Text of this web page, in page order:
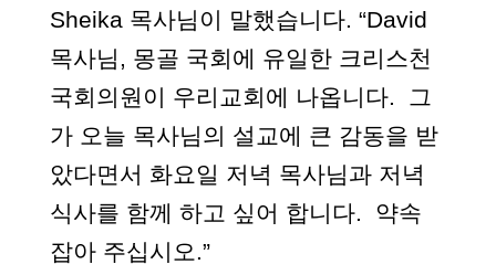
Sheika 목사님이 말했습니다. “David
목사님, 몽골 국회에 유일한 크리스천
국회의원이 우리교회에 나옵니다. 그
가 오늘 목사님의 설교에 큰 감동을 받
았다면서 화요일 저녁 목사님과 저녁
식사를 함께 하고 싶어 합니다. 약속
잡아 주십시오.”